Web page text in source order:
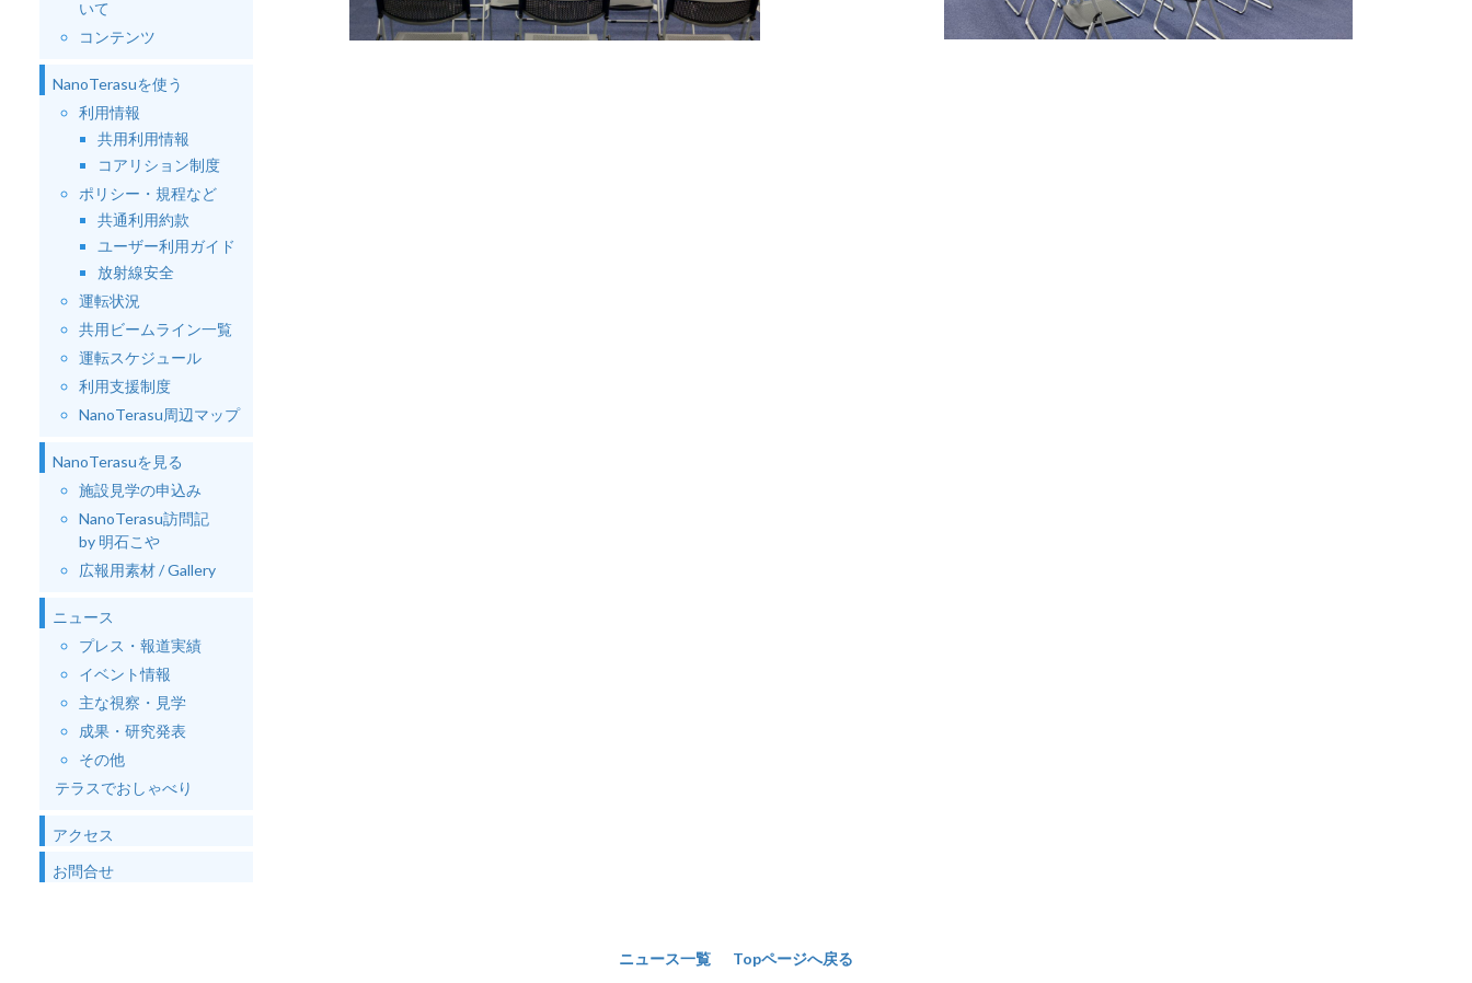
いて
コンテンツ
NanoTerasuを使う
利用情報
共用利用情報
コアリション制度
ポリシー・規程など
共通利用約款
ユーザー利用ガイド
放射線安全
運転状況
共用ビームライン一覧
運転スケジュール
利用支援制度
NanoTerasu周辺マップ
NanoTerasuを見る
施設見学の申込み
NanoTerasu訪問記
by 明石こや
広報用素材 / Gallery
ニュース
プレス・報道実績
イベント情報
主な視察・見学
成果・研究発表
その他
テラスでおしゃべり
アクセス
お問合せ
ニュース一覧 Topページへ戻る